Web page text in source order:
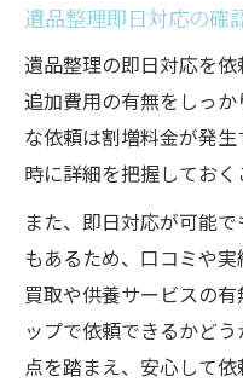
遺品整理即日対応の確
遺品整理の即日対応を
追加費用の有無をしっ
な依頼は割増料金が発
時に詳細を把握しておく
また、即日対応が可能
もあるため、口コミや実
買取や供養サービスの
ップで依頼できるかど
点を踏まえ、安心して